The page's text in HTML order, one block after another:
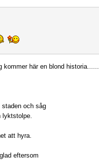
kommer här en blond historia......
staden och såg
lyktstolpe.
att hyra.
eftersom